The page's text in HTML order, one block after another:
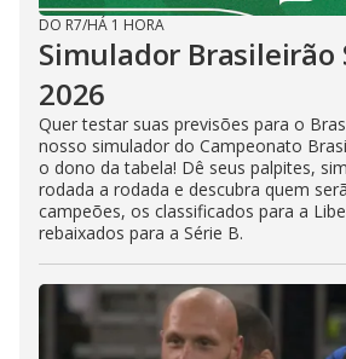
DO R7/HÁ 1 HORA
Simulador Brasileirão
2026
Quer testar suas previsões para o
nosso simulador do Campeonato
o dono da tabela! Dê seus palpites,
rodada a rodada e descubra quem
campeões, os classificados para a
rebaixados para a Série B.